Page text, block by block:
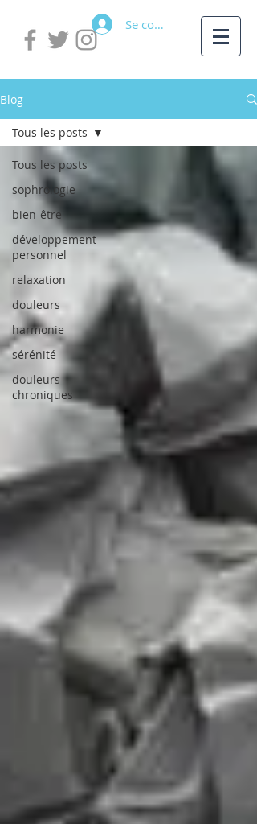
Se connecter
Blog
Tous les posts
sophrologie
bien-être
développement
personnel
relaxation
douleurs
harmonie
sérénité
douleurs
chroniques
Tous les posts